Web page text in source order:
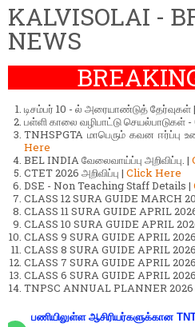
KALVISOLAI -
NEWS
டிசம்பர் 10 - ல் அரையாண்டுத் தேர்வுகள் |
பள்ளி காலை வழிபாட்டு செயல்பாடுகள் -
TNHSPGTA மாபெரும் கவன ஈர்ப்பு
Here
BEL INDIA வேலைவாய்ப்பு அறிவிப்பு. |
CTET 2026 அறிவிப்பு | Click Here
DSE - Non Teaching Staff Details |
CLASS 12 SURA GUIDE MARCH
CLASS 11 SURA GUIDE APRIL
CLASS 10 SURA GUIDE APRIL
CLASS 9 SURA GUIDE APRIL
CLASS 8 SURA GUIDE APRIL
CLASS 7 SURA GUIDE APRIL
CLASS 6 SURA GUIDE APRIL
TNPSC ANNUAL PLANNER 2026
பணியிலுள்ள ஆசிரியர்களுக்கான